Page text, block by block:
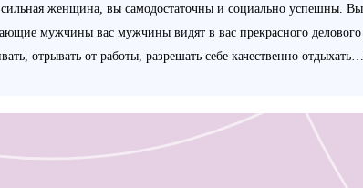
женщина, вы самодостаточны и социально успешны.
мужчины вас мужчины видят в вас прекрасного
отрывать от работы, разрешать себе качественно